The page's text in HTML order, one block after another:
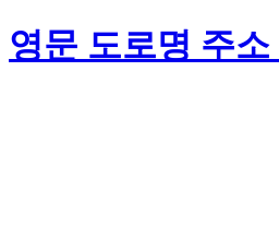
영문 도로명 주소